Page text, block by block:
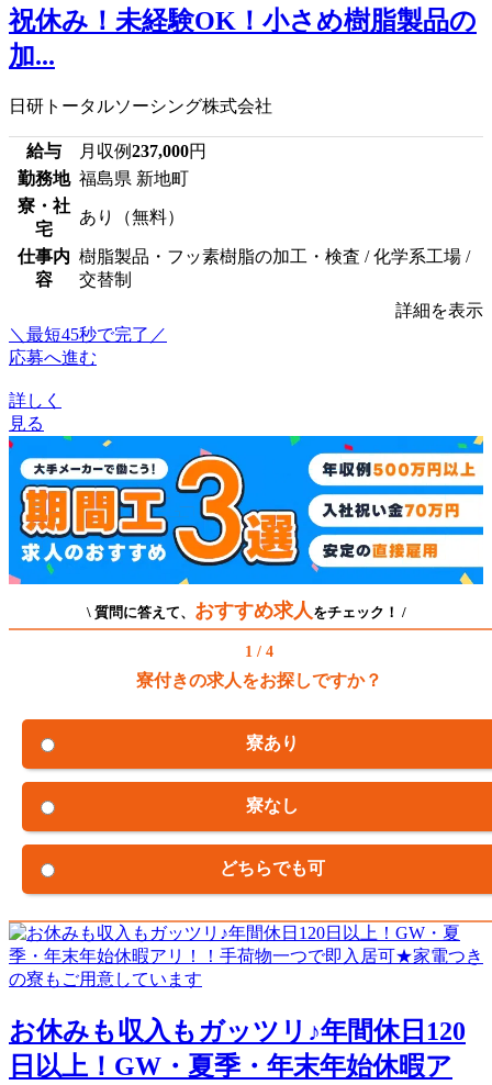
祝休み！未経験OK！小さめ樹脂製品の
加...
日研トータルソーシング株式会社
給与 月収例237,000円
勤務地 福島県 新地町
寮・社
宅
あり（無料）
仕事内
容
樹脂製品・フッ素樹脂の加工・検査 / 化学系工場 /
交替制
詳細を表示
＼最短45秒で完了／
応募へ進む
詳しく
見る
\ 質問に答えて、 おすすめ求人 をチェック！ /
1 / 4
寮付きの求人をお探しですか？
寮あり
寮なし
どちらでも可
お休みも収入もガッツリ♪年間休日120
日以上！GW・夏季・年末年始休暇ア